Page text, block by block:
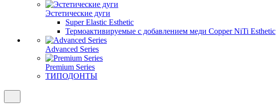
Эстетические дуги
Super Elastic Esthetic
Термоактивируемые с добавлением меди Copper NiTi Esthetic
Advanced Series
Premium Series
ТИПОДОНТЫ